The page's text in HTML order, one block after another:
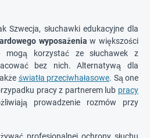
Szwecja, słuchawki edukacyjne dla
wyposażenia w większości
mogą korzystać ze słuchawek z
bez nich. Alternatywą dla
światła przeciwhałasowe. Są one
pracy z partnerem lub pracy
prowadzenie rozmów przy
profesjonalnej ochrony słuchu